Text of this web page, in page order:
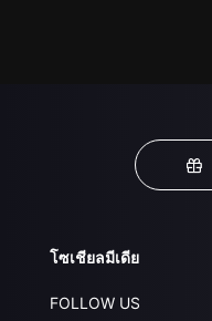
โซเชียลมีเดีย
FOLLOW US